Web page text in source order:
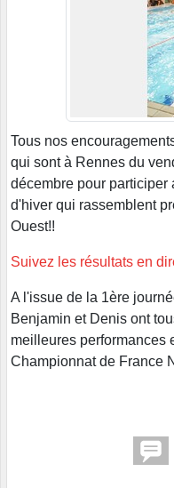
Tous nos
qui sont à Rennes du
décembre pour
d'hiver qui rassemblent
Ouest!!
Suivez les résultats en
A l'issue de la 1ère
Benjamin et Denis ont
meilleures performances
Championnat de France